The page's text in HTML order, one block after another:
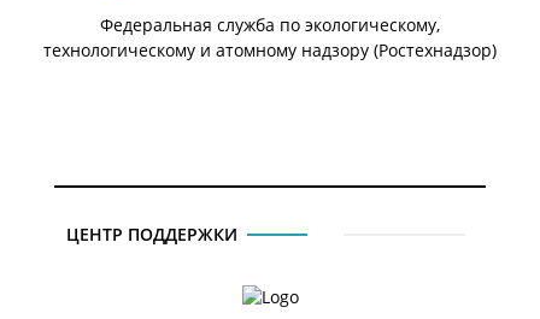
Федеральная служба по экологическому,
технологическому и атомному надзору (Ростехнадзор)
ЦЕНТР ПОДДЕРЖКИ